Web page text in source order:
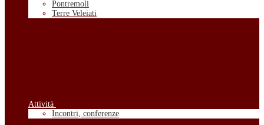
Pontremoli
Terre Veleiati
Attività
Incontri, conferenze